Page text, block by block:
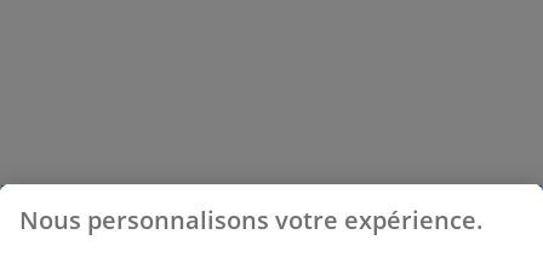
Nous personnalisons votre expérience.